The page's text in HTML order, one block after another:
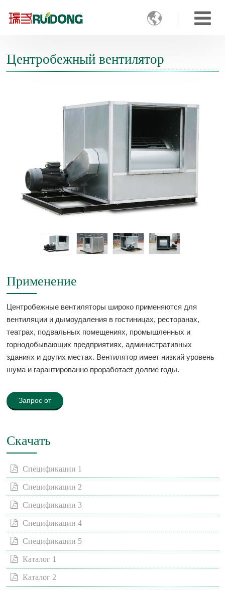

Центробежный вентилятор
Применение
Центробежные вентиляторы широко применяются для
вентиляции и дымоудаления в гостиницах, ресторанах,
театрах, подвальных помещениях, промышленных и
горнодобывающих предприятиях, административных
зданиях и других местах. Вентилятор имеет низкий уровень
шума и гарантированно проработает долгие годы.
Запрос от
Скачать
Спецификации 1
Спецификации 2
Спецификации 3
Спецификации 4
Спецификации 5
Каталог 1
Каталог 2